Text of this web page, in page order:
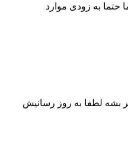
به زودی موارد
بشه لطفا به روز رسانیش